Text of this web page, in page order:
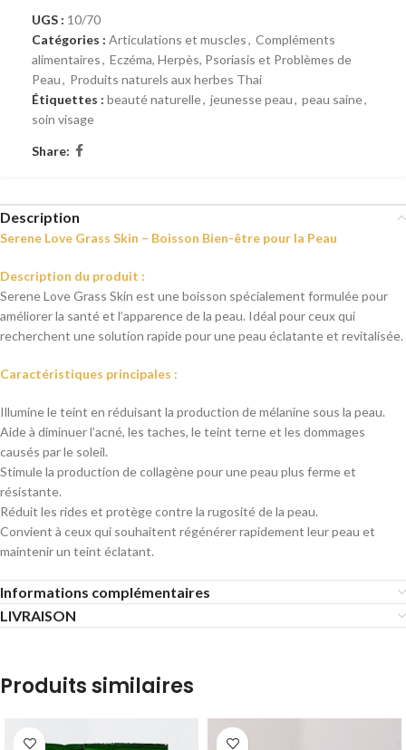
UGS : 10/70
Catégories : Articulations et muscles, Compléments
alimentaires, Eczéma, Herpès, Psoriasis et Problèmes de
Peau, Produits naturels aux herbes Thai
Étiquettes : beauté naturelle, jeunesse peau, peau saine,
soin visage
Share:
Description
Serene Love Grass Skin – Boisson Bien-être pour la Peau
Description du produit :
Serene Love Grass Skin est une boisson spécialement formulée pour
améliorer la santé et l’apparence de la peau. Idéal pour ceux qui
recherchent une solution rapide pour une peau éclatante et revitalisée.
Caractéristiques principales :
Illumine le teint en réduisant la production de mélanine sous la peau.
Aide à diminuer l’acné, les taches, le teint terne et les dommages
causés par le soleil.
Stimule la production de collagène pour une peau plus ferme et
résistante.
Réduit les rides et protège contre la rugosité de la peau.
Convient à ceux qui souhaitent régénérer rapidement leur peau et
maintenir un teint éclatant.
Informations complémentaires
LIVRAISON
Produits similaires